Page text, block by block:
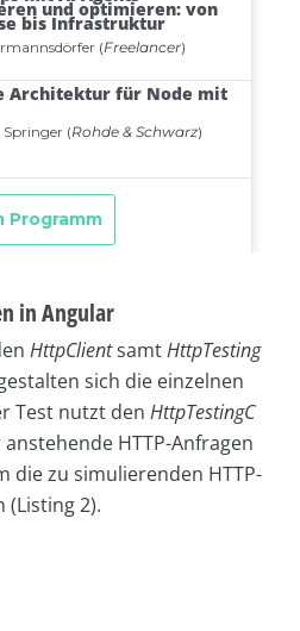
in Angular
HttpClientsamtHttpTesting
sich die einzelnen
Test nutzt den HttpTestingC
HTTP-Anfragen
die zu simulierenden HTTP-
2).